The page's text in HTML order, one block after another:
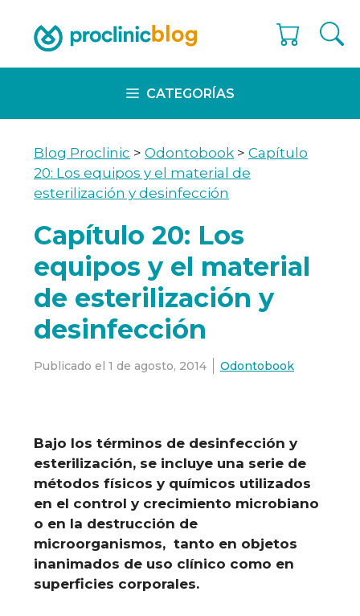
content
CATEGORÍAS
Blog Proclinic > Odontobook > Capítulo
20: Los equipos y el material de
esterilización y desinfección
Capítulo 20: Los
equipos y el material
de esterilización y
desinfección
Publicado el 1 de agosto, 2014 Odontobook
Bajo los términos de desinfección y
esterilización, se incluye una serie de
métodos físicos y químicos utilizados
en el control y crecimiento microbiano
o en la destrucción de
microorganismos, tanto en objetos
inanimados de uso clínico como en
superficies corporales.